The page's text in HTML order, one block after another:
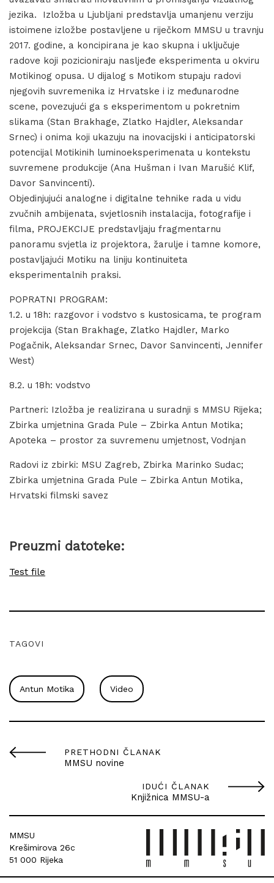
jezika. Izložba u Ljubljani predstavlja umanjenu verziju
istoimene izložbe postavljene u riječkom MMSU u travnju
2017. godine, a koncipirana je kao skupna i uključuje
radove koji pozicioniraju nasljeđe eksperimenta u okviru
Motikinog opusa. U dijalog s Motikom stupaju radovi
njegovih suvremenika iz Hrvatske i iz međunarodne
scene, povezujući ga s eksperimentom u pokretnim
slikama (Stan Brakhage, Zlatko Hajdler, Aleksandar
Srnec) i onima koji ukazuju na inovacijski i anticipatorski
potencijal Motikinih luminoeksperimenata u kontekstu
suvremene produkcije (Ana Hušman i Ivan Marušić Klif,
Davor Sanvincenti).
Objedinjujući analogne i digitalne tehnike rada u vidu
zvučnih ambijenata, svjetlosnih instalacija, fotografije i
filma, PROJEKCIJE predstavljaju fragmentarnu
panoramu svjetla iz projektora, žarulje i tamne komore,
postavljajući Motiku na liniju kontinuiteta
eksperimentalnih praksi.
POPRATNI PROGRAM:
1.2. u 18h: razgovor i vodstvo s kustosicama, te program
projekcija (Stan Brakhage, Zlatko Hajdler, Marko
Pogačnik, Aleksandar Srnec, Davor Sanvincenti, Jennifer
West)
8.2. u 18h: vodstvo
Partneri: Izložba je realizirana u suradnji s MMSU Rijeka;
Zbirka umjetnina Grada Pule – Zbirka Antun Motika;
Apoteka – prostor za suvremenu umjetnost, Vodnjan
Radovi iz zbirki: MSU Zagreb, Zbirka Marinko Sudac;
Zbirka umjetnina Grada Pule – Zbirka Antun Motika,
Hrvatski filmski savez
Preuzmi datoteke:
Test file
TAGOVI
Antun Motika Video
PRETHODNI ČLANAK
MMSU novine
IDUĆI ČLANAK
Knjižnica MMSU-a
MMSU
Krešimirova 26c
51 000 Rijeka